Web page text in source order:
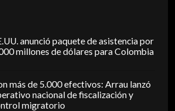
anunció paquete de asistencia por
millones de dólares para Colombia
más de 5.000 efectivos: Arrau lanzó
nacional de fiscalización y
migratorio